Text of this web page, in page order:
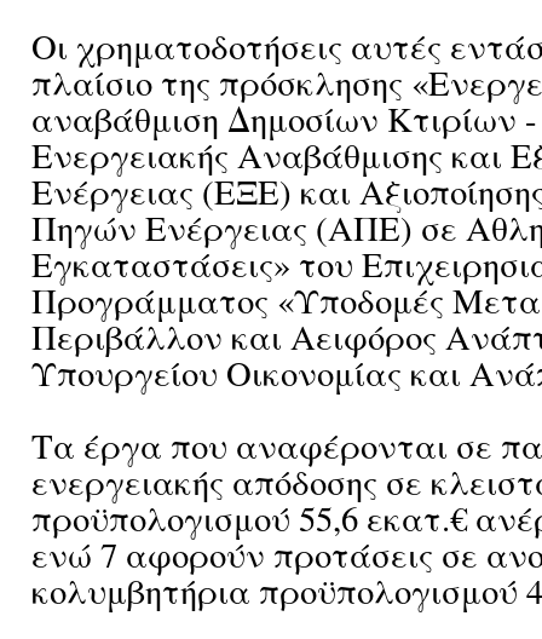
Οι χρηματοδοτήσεις αυτές
πλαίσιο της πρόσκλησης
αναβάθμιση Δημοσίων Κτιρίων
Ενεργειακής Αναβάθμισης και
Ενέργειας (ΕΞΕ) και
Πηγών Ενέργειας (ΑΠΕ) σε
Εγκαταστάσεις» του
Προγράμματος «Υποδομές
Περιβάλλον και Αειφόρος
Υπουργείου Οικονομίας και
Τα έργα που αναφέρονται σε
ενεργειακής απόδοσης σε
προϋπολογισμού 55,6 εκατ.€
ενώ 7 αφορούν προτάσεις σε
κολυμβητήρια προϋπολογισμού